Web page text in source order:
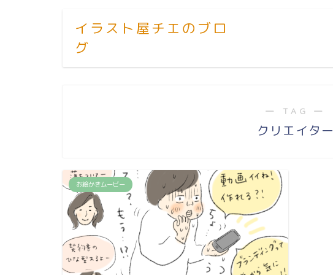
イラスト屋チエのブロ
グ
― TAG ―
クリエイター
お絵かきムービー